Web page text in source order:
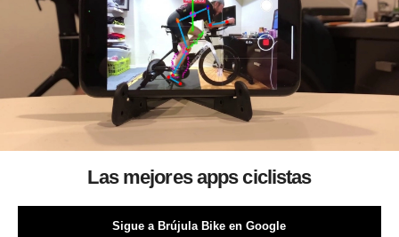
Las mejores apps ciclistas
Sigue a Brújula Bike en Google